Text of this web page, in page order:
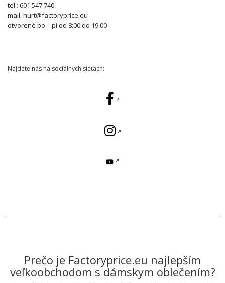
tel.: 601 547 740
mail: hurt@factoryprice.eu
otvorené po – pi od 8:00 do 19:00
Nájdete nás na sociálnych sieťach:
Prečo je Factoryprice.eu najlepším
veľkoobchodom s dámskym oblečením?